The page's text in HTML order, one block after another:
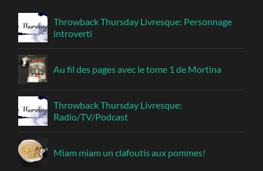
Throwback Thursday Livresque: Personnage
introverti
Au fil des pages avec le tome 1 de Mortina
Throwback Thursday Livresque:
Radio/TV/Podcast
Miam miam un clafoutis aux pommes!